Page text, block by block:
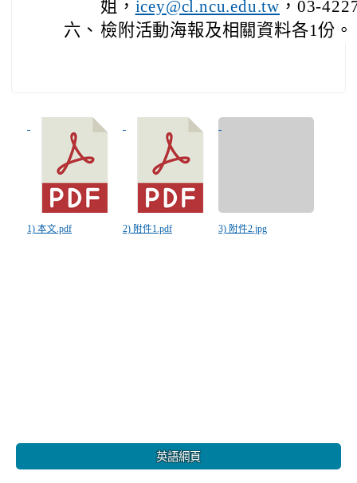
姐， icey@cl.ncu.edu.tw ，03-
六、 檢附活動海報及相關資料各1份。
1) 本文.pdf 2) 附件1.pdf 3) 附件2.jpg
英語網頁